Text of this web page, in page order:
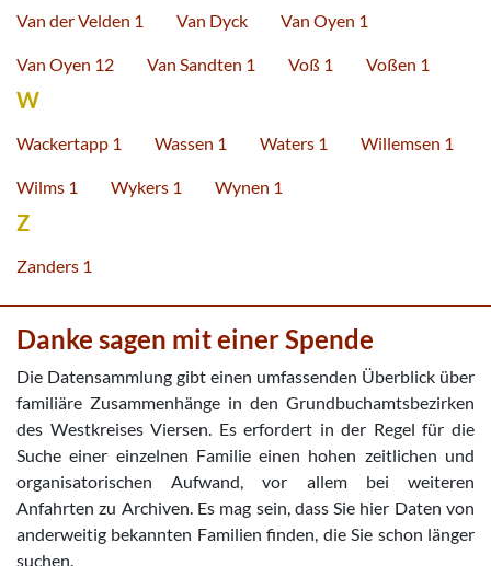
Van der Velden 1 Van Dyck Van Oyen 1
Van Oyen 12 Van Sandten 1 Voß 1 Voßen 1
W
Wackertapp 1 Wassen 1 Waters 1 Willemsen 1
Wilms 1 Wykers 1 Wynen 1
Z
Zanders 1
Danke sagen mit einer Spende
Die Datensammlung gibt einen umfassenden Überblick über
familiäre Zusammenhänge in den Grundbuchamtsbezirken
des Westkreises Viersen. Es erfordert in der Regel für die
Suche einer einzelnen Familie einen hohen zeitlichen und
organisatorischen Aufwand, vor allem bei weiteren
Anfahrten zu Archiven. Es mag sein, dass Sie hier Daten von
anderweitig bekannten Familien finden, die Sie schon länger
suchen.